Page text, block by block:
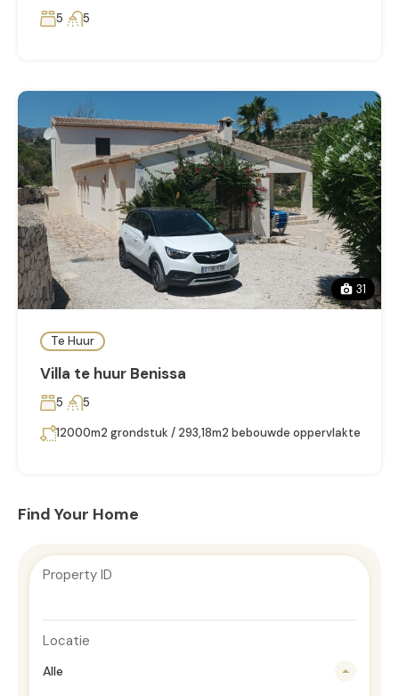
5 5
31
Te Huur
Villa te huur Benissa
5
5
12000m2 grondstuk / 293,18m2 bebouwde oppervlakte
Find Your Home
Property ID
Locatie
Alle